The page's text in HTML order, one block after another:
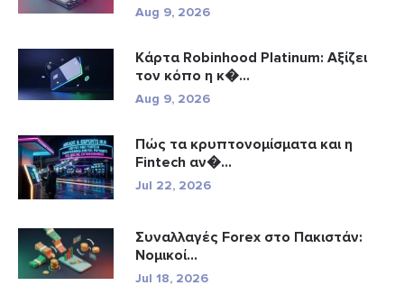
Aug 9, 2026
Κάρτα Robinhood Platinum: Αξίζει
τον κόπο η κ�...
Aug 9, 2026
Πώς τα κρυπτονομίσματα και η
Fintech αν�...
Jul 22, 2026
Συναλλαγές Forex στο Πακιστάν:
Νομικοί...
Jul 18, 2026